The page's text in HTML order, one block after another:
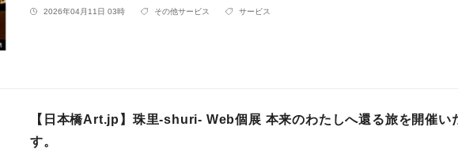
2026年04月11日 03時 その他サービス サービス
【日本橋Art.jp】珠里-shuri- Web個展 本来のわたしへ還る旅を開催い
す。